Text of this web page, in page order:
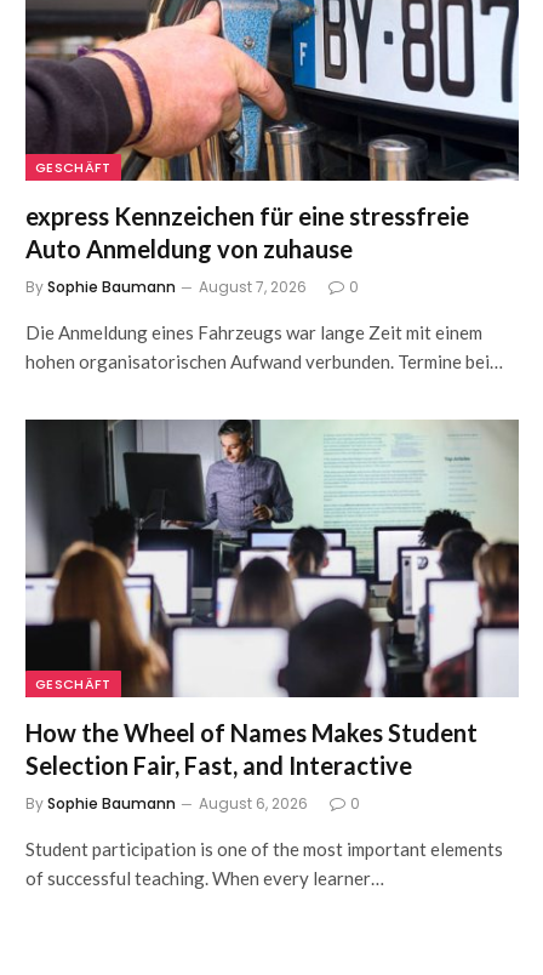
GESCHÄFT
express Kennzeichen für eine stressfreie
Auto Anmeldung von zuhause
BySophie Baumann August 7, 2026 0
Die Anmeldung eines Fahrzeugs war lange Zeit mit einem
hohen organisatorischen Aufwand verbunden. Termine bei…
GESCHÄFT
How the Wheel of Names Makes Student
Selection Fair, Fast, and Interactive
BySophie Baumann August 6, 2026 0
Student participation is one of the most important elements
of successful teaching. When every learner…